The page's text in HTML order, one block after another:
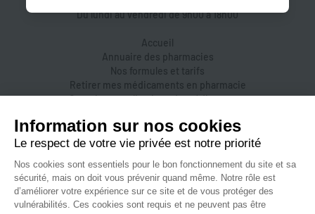
Du lundi au vendredi de 9h00 à 18h00
Accueil
Annuaire des pharmacies
Nos formules et tarifs
Retirer mes médicaments en pharmacie
Organiser une livraison de médicaments
Accès pharmaciens
Accès aidants
Aide et FAQ
Nous contacter
Accessibilité